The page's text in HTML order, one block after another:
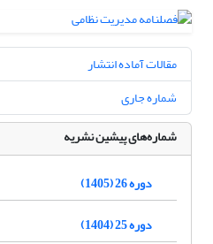
مقالات آماده انتشار
شماره جاری
شماره‌های پیشین نشریه
دوره 26 (1405)
دوره 25 (1404)